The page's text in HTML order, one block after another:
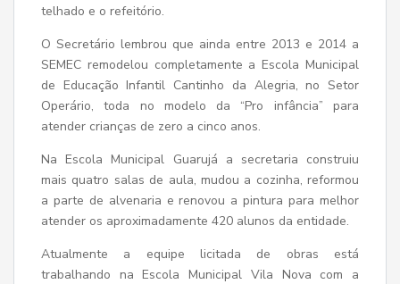
telhado e o refeitório.
O Secretário lembrou que ainda entre 2013 e 2014 a
SEMEC remodelou completamente a Escola Municipal
de Educação Infantil Cantinho da Alegria, no Setor
Operário, toda no modelo da “Pro infância” para
atender crianças de zero a cinco anos.
Na Escola Municipal Guarujá a secretaria construiu
mais quatro salas de aula, mudou a cozinha, reformou
a parte de alvenaria e renovou a pintura para melhor
atender os aproximadamente 420 alunos da entidade.
Atualmente a equipe licitada de obras está
trabalhando na Escola Municipal Vila Nova com a